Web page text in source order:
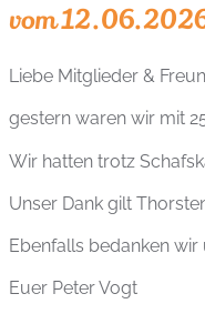
vom
Liebe Mitglieder &
gestern waren wir mit
Wir hatten trotz
Unser Dank gilt
Ebenfalls bedanken
Euer Peter Vogt